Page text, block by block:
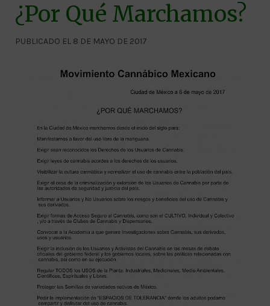
¿Por Qué Marchamos?
PUBLICADO EL 8 DE MAYO DE 2017